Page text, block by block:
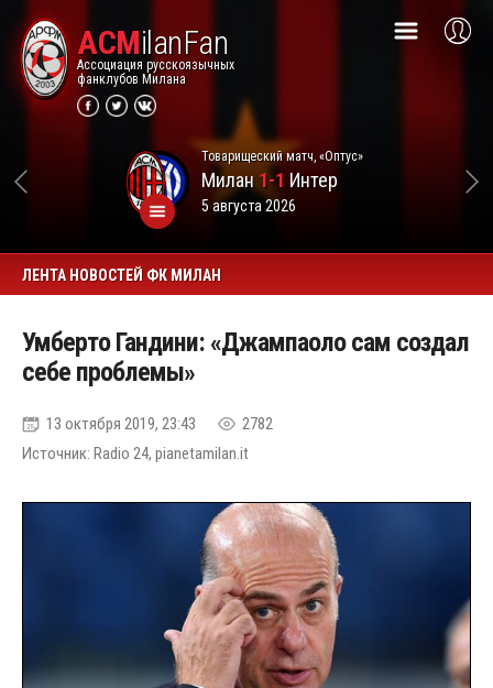
ACMilanFan
Ассоциация русскоязычных
фанклубов Милана
Товарищеский матч, «Оптус»
Милан1-1 Интер
5 августа 2026
ЛЕНТА НОВОСТЕЙ ФК МИЛАН
Умберто Гандини: «Джампаоло сам создал
себе проблемы»
13 октября 2019, 23:43
2782
Источник: Radio 24, pianetamilan.it